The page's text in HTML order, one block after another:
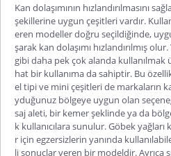
Kan dolaşımının hızlandırılmasını
şekillerine uygun çeşitleri vardır.
eren modeller doğru seçildiğinde,
şarak kan dolaşımı hızlandırılmış
gibi daha pek çok alanda
hat bir kullanıma da sahiptir. Bu
el tipi ve mini çeşitleri de markaların
yduğunuz bölgeye uygun olan
saj aleti, bir kemer şeklinde ya da
k kullanıcılara sunulur. Göbek
r için egzersizlerin yanında
li sonuçlar veren bir modeldir. Ayrıca